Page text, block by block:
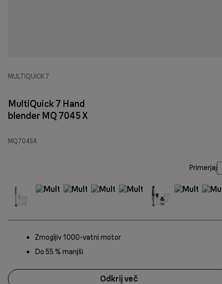
MULTIQUICK 7
MultiQuick 7 Hand
blender MQ 7045 X
MQ7045X
Primerjaj
Zmogljiv 1000-vatni motor
Do 55 % manjši
Odkrij več